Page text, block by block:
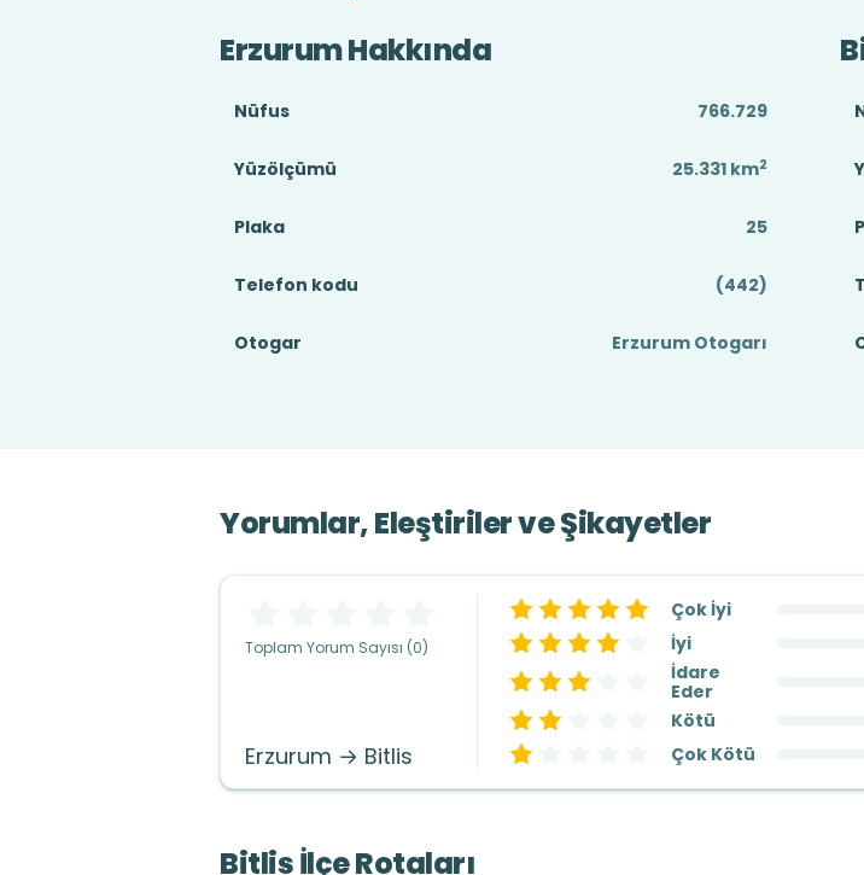
Erzurum Hakkında
Nüfus 766.729
Yüzölçümü 25.331 km2
Plaka 25
Telefon kodu (442)
Otogar Erzurum Otogarı
Yorumlar, Eleştiriler ve Şikayetler
Toplam Yorum Sayısı (0)
Erzurum → Bitlis
Çok İyi
İyi
İdare
Eder
Kötü
Çok Kötü
Bitlis İlçe Rotaları